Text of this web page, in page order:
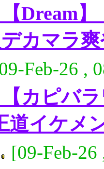
【Dream
カマラ
Feb-26 ,
【カピバ
道イケメ
[09-Feb-